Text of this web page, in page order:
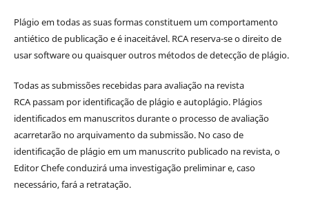
Plágio em todas as suas formas constituem um comportamento
antiético de publicação e é inaceitável. RCA reserva-se o direito de
usar software ou quaisquer outros métodos de detecção de plágio.
Todas as submissões recebidas para avaliação na revista
RCA passam por identificação de plágio e autoplágio. Plágios
identificados em manuscritos durante o processo de avaliação
acarretarão no arquivamento da submissão. No caso de
identificação de plágio em um manuscrito publicado na revista, o
Editor Chefe conduzirá uma investigação preliminar e, caso
necessário, fará a retratação.